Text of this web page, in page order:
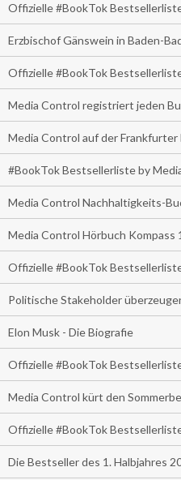
Offizielle #BookTok
Erzbischof Gänswein in Baden-
Offizielle #BookTok
Media Control registriert jeden
Media Control auf der Frankfurter
#BookTok Bestsellerliste by
Media Control Nachhaltigkeits-
Media Control Hörbuch Kompass
Offizielle #BookTok
Politische Stakeholder
Elon Musk - Die Biografie
Offizielle #BookTok
Media Control kürt den
Offizielle #BookTok
Die Bestseller des 1. Halbjahres